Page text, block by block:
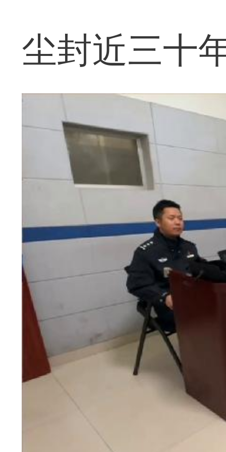
尘封近三十